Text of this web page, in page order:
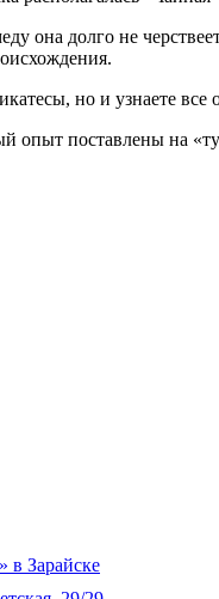
она долго не
но и узнаете
опыт поставлены на
в Зарайске